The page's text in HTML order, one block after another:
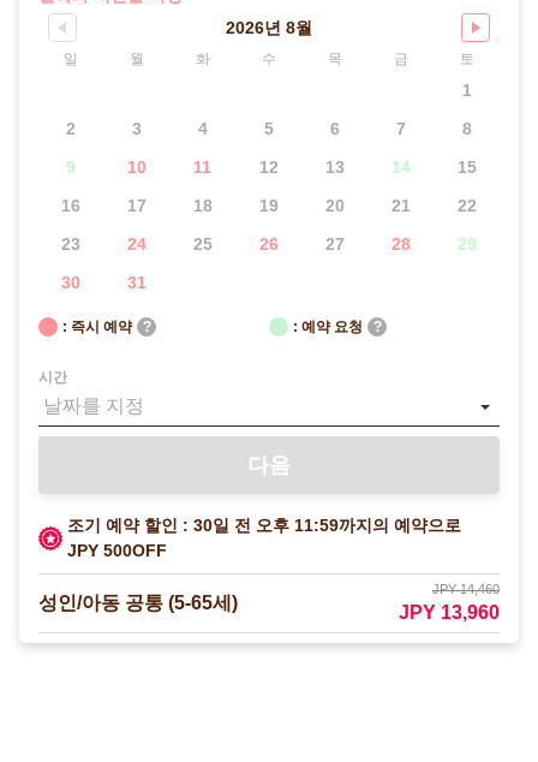
2026년 8월
일 월 화 수 목 금 토
1
2
3 4 5 6 7
8
9
10 11 12 13 14
15
16
17 18 19 20 21
22
23
24 25 26 27 28
29
30
31
: 즉시 예약 ? : 예약 요청 ?
시간
다음
조기 예약 할인 : 30일 전 오후 11:59까지의 예약으로
JPY 500OFF
성인/아동 공통 (5-65세)
JPY 14,460
JPY 13,960